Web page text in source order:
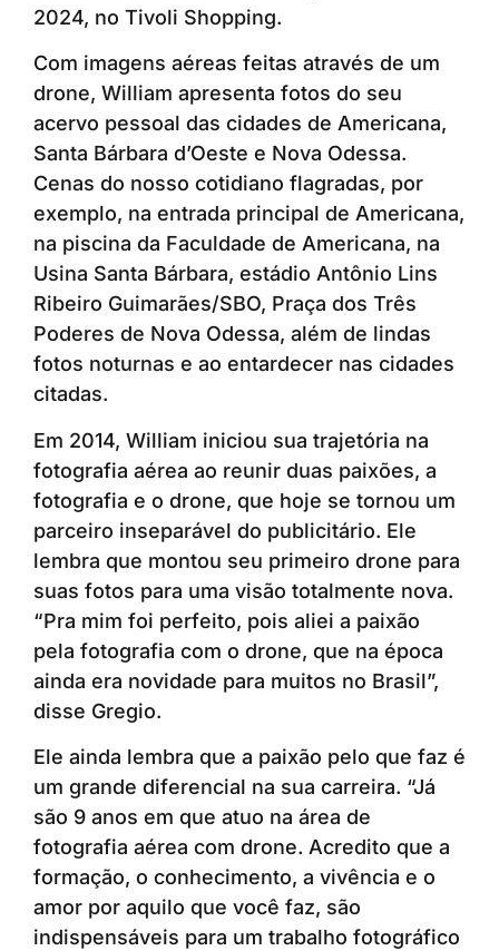
2024, no Tivoli Shopping.
Com imagens aéreas feitas através de um
drone, William apresenta fotos do seu
acervo pessoal das cidades de Americana,
Santa Bárbara d’Oeste e Nova Odessa.
Cenas do nosso cotidiano flagradas, por
exemplo, na entrada principal de Americana,
na piscina da Faculdade de Americana, na
Usina Santa Bárbara, estádio Antônio Lins
Ribeiro Guimarães/SBO, Praça dos Três
Poderes de Nova Odessa, além de lindas
fotos noturnas e ao entardecer nas cidades
citadas.
Em 2014, William iniciou sua trajetória na
fotografia aérea ao reunir duas paixões, a
fotografia e o drone, que hoje se tornou um
parceiro inseparável do publicitário. Ele
lembra que montou seu primeiro drone para
suas fotos para uma visão totalmente nova.
“Pra mim foi perfeito, pois aliei a paixão
pela fotografia com o drone, que na época
ainda era novidade para muitos no Brasil”,
disse Gregio.
Ele ainda lembra que a paixão pelo que faz é
um grande diferencial na sua carreira. “Já
são 9 anos em que atuo na área de
fotografia aérea com drone. Acredito que a
formação, o conhecimento, a vivência e o
amor por aquilo que você faz, são
indispensáveis para um trabalho fotográfico